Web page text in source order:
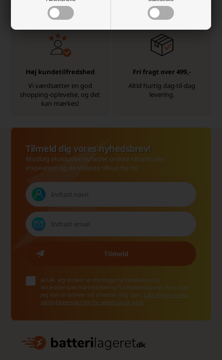
kl.14.00 sendes samme dag.
Høj kundetilfredshed
Vi værdsætter en god
shopping-oplevelse, og det
kan mærkes!
Fri fragt over 499,-
Altid hurtig dag-til-dag
levering.
Tilmeld dig vores nyhedsbrev!
Modtag eksklusive nyheder, unikke rabatkoder,
inspiration og de vildeste tilbud fra os!
Ja tak, jeg ønsker at modtage nyhedsbreve og
skræddersyet markedsføring fra Batterilageret via e-mail.
Jeg kan til enhver tid afmelde mig igen. Læs mere i vores
samtykkeerklæring for elektronisk post